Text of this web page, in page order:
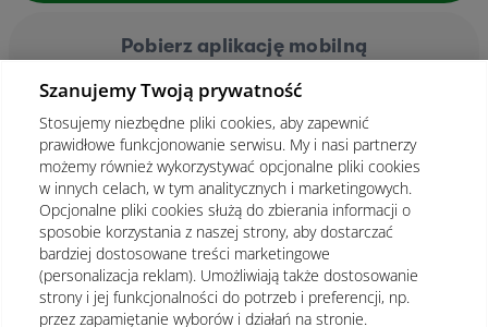
Pobierz aplikację mobilną
Szanujemy Twoją prywatność
Stosujemy niezbędne pliki cookies, aby zapewnić
prawidłowe funkcjonowanie serwisu. My i nasi partnerzy
możemy również wykorzystywać opcjonalne pliki cookies
w innych celach, w tym analitycznych i marketingowych.
Opcjonalne pliki cookies służą do zbierania informacji o
sposobie korzystania z naszej strony, aby dostarczać
bardziej dostosowane treści marketingowe
(personalizacja reklam). Umożliwiają także dostosowanie
strony i jej funkcjonalności do potrzeb i preferencji, np.
przez zapamiętanie wyborów i działań na stronie.